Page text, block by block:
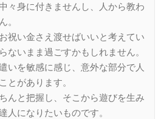
々身に付きませんし、人から教わ
。
祝い金さえ渡せばいいと考えてい
ないまま過ごすかもしれません。
いを敏感に感じ、意外な部分で人
とがあります。
んと把握し、そこから遊びを生み
人になりたいものです。